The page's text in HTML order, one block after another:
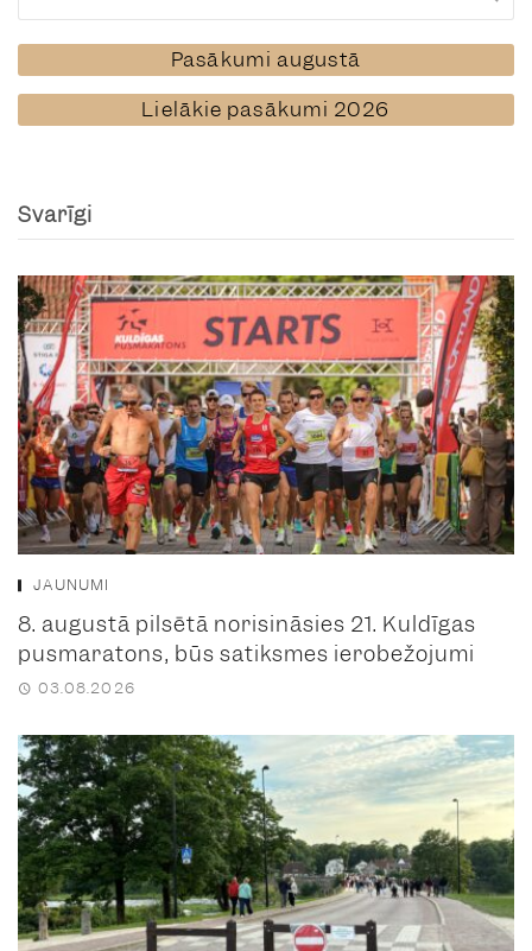
Pasākumi augustā
Lielākie pasākumi 2026
Svarīgi
JAUNUMI
8. augustā pilsētā norisināsies 21. Kuldīgas
pusmaratons, būs satiksmes ierobežojumi
03.08.2026